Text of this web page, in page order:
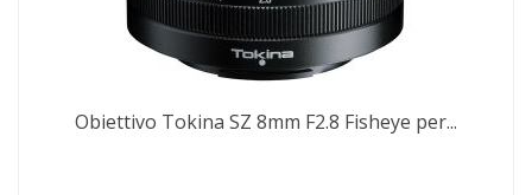
Obiettivo Tokina SZ 8mm F2.8 Fisheye per...